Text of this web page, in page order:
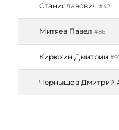
Станиславович #42
Митяев Павел #86
Кирюхин Дмитрий
Чернышов Дмитрий